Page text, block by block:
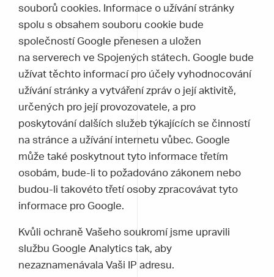
souborů cookies. Informace o užívání stránky
spolu s obsahem souboru cookie bude
společností Google přenesen a uložen
na serverech ve Spojených státech. Google bude
užívat těchto informací pro účely vyhodnocování
užívání stránky a vytváření zpráv o její aktivitě,
určených pro její provozovatele, a pro
poskytování dalších služeb týkajících se činností
na stránce a užívání internetu vůbec. Google
může také poskytnout tyto informace třetím
osobám, bude-li to požadováno zákonem nebo
budou-li takovéto třetí osoby zpracovávat tyto
informace pro Google.
Kvůli ochraně Vašeho soukromí jsme upravili
službu Google Analytics tak, aby
nezaznamenávala Vaši IP adresu.